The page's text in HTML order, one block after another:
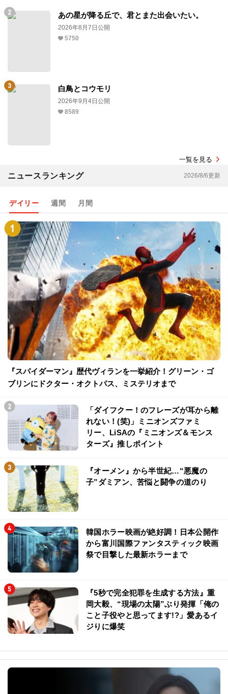
あの星が降る丘で、君とまた出会いたい。
2026年8月7日公開
5750
白鳥とコウモリ
2026年9月4日公開
8589
一覧を見る
ニュースランキング 2026/8/6更新
デイリー 週間 月間
『スパイダーマン』歴代ヴィランを一挙紹介！グリーン・ゴ
ブリンにドクター・オクトパス、ミステリオまで
「ダイフクー！のフレーズが耳から離
れない！(笑)」ミニオンズファミ
リー、LiSAの『ミニオンズ＆モンス
ターズ』推しポイント
『オーメン』から半世紀…“悪魔の
子”ダミアン、苦悩と闘争の道のり
韓国ホラー映画が絶好調！日本公開作
から富川国際ファンタスティック映画
祭で目撃した最新ホラーまで
『5秒で完全犯罪を生成する方法』重
岡大毅、“現場の太陽”ぶり発揮「俺の
こと子役やと思ってます!?」愛あるイ
ジりに爆笑